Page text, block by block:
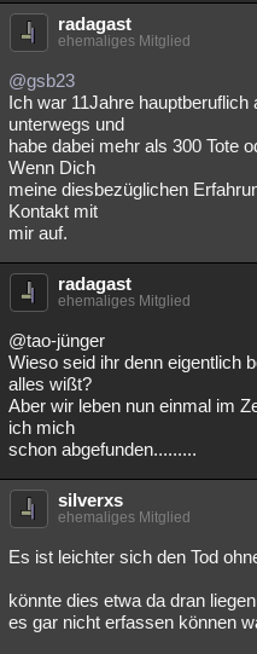
radagast
ehemaliges Mitglied
@gsb23
Ich war 11Jahre
unterwegs und
habe dabei mehr als 300 Tote
Wenn Dich
meine diesbezüglichen
Kontakt mit
mir auf.
radagast
ehemaliges Mitglied
@tao-jünger
Wieso seid ihr denn eigentlich
alles wißt?
Aber wir leben nun einmal im
ich mich
schon abgefunden.........
silverxs
ehemaliges Mitglied
Es ist leichter sich den Tod
könnte dies etwa da dran
es gar nicht erfassen können